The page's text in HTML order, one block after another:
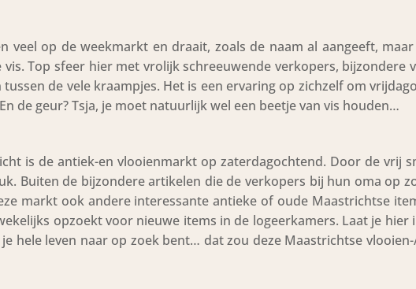
veel op de weekmarkt en draait, zoals de naam al aangeeft,
Top sfeer hier met vrolijk schreeuwende verkopers, bijzondere
de vele kraampjes. Het is een ervaring op zichzelf om
de geur? Tsja, je moet natuurlijk wel een beetje van vis houden…
is de antiek-en vlooienmarkt op zaterdagochtend. Door de vrij
Buiten de bijzondere artikelen die de verkopers bij hun oma op
markt ook andere interessante antieke of oude Maastrichtse
opzoekt voor nieuwe items in de logeerkamers. Laat je hier
hele leven naar op zoek bent… dat zou deze Maastrichtse